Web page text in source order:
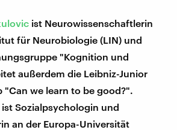
ist Neurowissenschaftlerin
für Neurobiologie (LIN) und
"Kognition und
außerdem die Leibniz-Junior
"Can we learn to be good?".
ist Sozialpsychologin und
an der Europa-Universität